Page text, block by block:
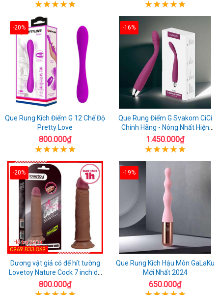
-20%
Que Rung Kích Điểm G 12 Chế Độ
Pretty Love
800.000₫
-16%
Que Rung Điểm G Svakom CiCi
Chính Hãng - Nóng Nhất Hiện
Nay
1.450.000₫
-20%
Dương vật giả có đế hít tường
Lovetoy Nature Cock 7 inch da
đen
800.000₫
-19%
Que Rung Kích Hậu Môn GaLaKu
Mới Nhất 2024
650.000₫